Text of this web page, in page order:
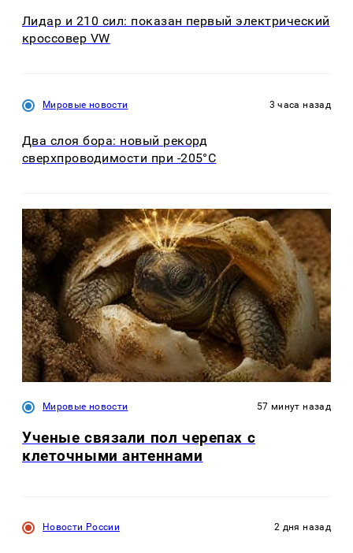
Лидар и 210 сил: показан первый электрический
кроссовер VW
Мировые новости 3 часа назад
Два слоя бора: новый рекорд
сверхпроводимости при -205°C
Мировые новости 57 минут назад
Ученые связали пол черепах с
клеточными антеннами
Новости России 2 дня назад